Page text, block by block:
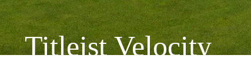
Titleist Velocity